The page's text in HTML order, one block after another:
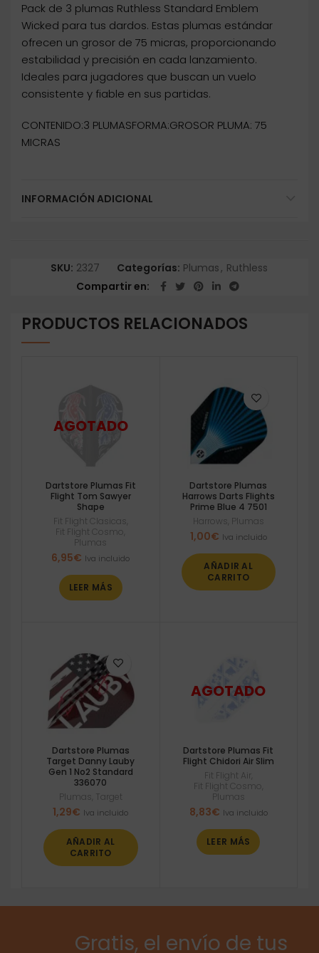
Pack de 3 plumas Ruthless Standard Emblem
Wicked para tus dardos. Estas plumas estándar
ofrecen un grosor de 75 micras, proporcionando
estabilidad y precisión en cada lanzamiento.
Ideales para jugadores que buscan un vuelo
consistente y fiable en sus partidas.
CONTENIDO:3 PLUMASFORMA:GROSOR PLUMA: 75
MICRAS
INFORMACIÓN ADICIONAL
SKU: 2327 Categorías: Plumas, Ruthless
Compartir en
PRODUCTOS RELACIONADOS
Dartstore Plumas Fit
Flight Tom Sawyer
Shape
Fit Flight Clasicas
Fit Flight Cosmo
Plumas
6,95€ Iva incluido
LEER MÁS
Dartstore Plumas
Harrows Darts Flights
Prime Blue 4 7501
Harrows Plumas
1,00€ Iva incluido
AÑADIR AL
CARRITO
Dartstore Plumas
Target Danny Lauby
Gen 1 No2 Standard
336070
Plumas Target
1,29€ Iva incluido
AÑADIR AL
CARRITO
Dartstore Plumas Fit
Flight Chidori Air Slim
Fit Flight Air
Fit Flight Cosmo
Plumas
8,83€ Iva incluido
LEER MÁS
Gratis, el envío de tus